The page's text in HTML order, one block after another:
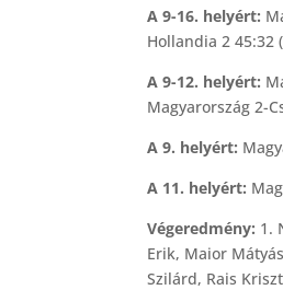
A 9-16. helyért:
Hollandia 2 45:32
A 9-12. helyért:
Magyarország 2-
A 9. helyért:
A 11. helyért:
Végeredmény: 1.
Erik, Maior
Szilárd, Rais